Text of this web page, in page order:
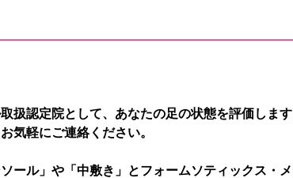
扱認定院として、あなたの足の状態を評価します
気軽にご連絡ください。
ール」や「中敷き」とフォームソティックス・